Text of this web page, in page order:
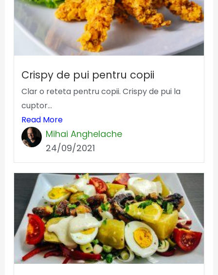
Crispy de pui pentru copii
Clar o reteta pentru copii. Crispy de pui la
cuptor...
Read More
Mihai Anghelache
24/09/2021